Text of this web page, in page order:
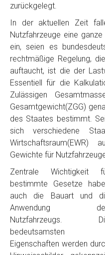
zurückgelegt.
In der aktuellen Zeit
Nutzfahrzeuge eine
ein, seien es
rechtmäßige Regelung,
auftaucht, ist die der
Essentiell für die
Zulässigen
Gesamtgewicht(ZGG)
des Staates bestimmt.
sich verschiedene
Gewichte für
Zentrale Wichtigkeit
bestimmte Gesetze
auch die Bauart und
Anwendung
Nutzfahrzeugs.
bedeutsamsten
Eigenschaften werden